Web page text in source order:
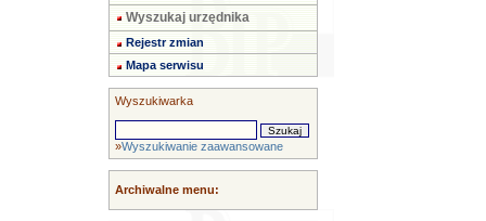
Wyszukaj urzędnika
Rejestr zmian
Mapa serwisu
Wyszukiwarka
»Wyszukiwanie zaawansowane
Archiwalne menu: